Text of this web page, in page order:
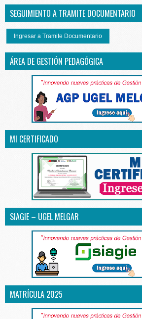
SEGUIMIENTO A TRAMITE DOCUMENTARIO
Ingresar a Tramite Documentario
ÁREA DE GESTIÓN PEDAGÓGICA
MI CERTIFICADO
SIAGIE – UGEL MELGAR
MATRÍCULA 2025